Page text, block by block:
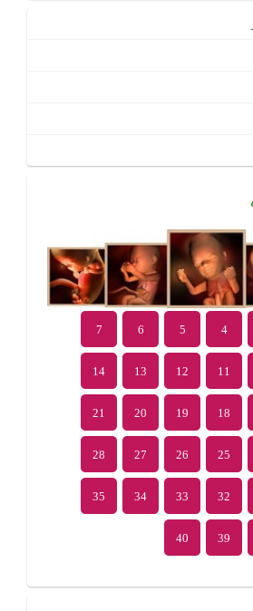
4
5
6
7
11
12
13
14
18
19
20
21
25
26
27
28
32
33
34
35
39
40